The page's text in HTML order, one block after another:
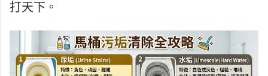
打天下。